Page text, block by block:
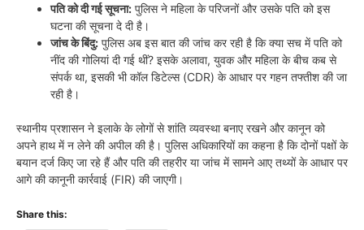
पति को दी गई सूचना: पुलिस ने महिला के परिजनों और उसके पति को इस
घटना की सूचना दे दी है।
जांच के बिंदु: पुलिस अब इस बात की जांच कर रही है कि क्या सच में पति को
नींद की गोलियां दी गई थीं? इसके अलावा, युवक और महिला के बीच कब से
संपर्क था, इसकी भी कॉल डिटेल्स (CDR) के आधार पर गहन तफ्तीश की जा
रही है।
स्थानीय प्रशासन ने इलाके के लोगों से शांति व्यवस्था बनाए रखने और कानून को
अपने हाथ में न लेने की अपील की है। पुलिस अधिकारियों का कहना है कि दोनों पक्षों के
बयान दर्ज किए जा रहे हैं और पति की तहरीर या जांच में सामने आए तथ्यों के आधार पर
आगे की कानूनी कार्रवाई (FIR) की जाएगी।
Share this: